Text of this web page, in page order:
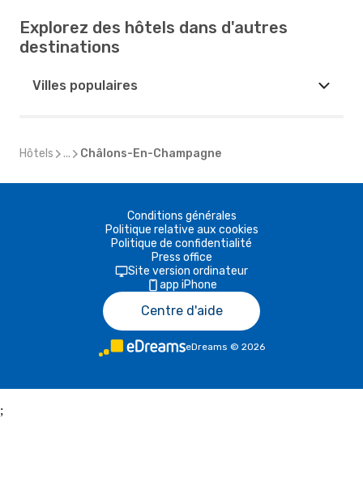
Explorez des hôtels dans d'autres
destinations
Villes populaires
Hôtels ... Châlons-En-Champagne
Conditions générales
Politique relative aux cookies
Politique de confidentialité
Press office
Site version ordinateur
app iPhone
Centre d'aide
eDreams © 2026
;